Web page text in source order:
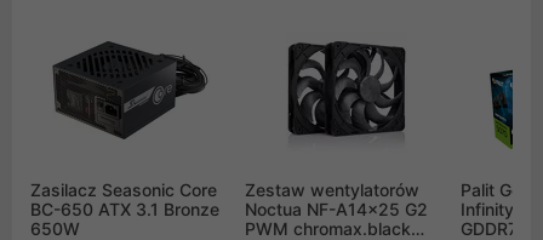
Zasilacz Seasonic Core
BC-650 ATX 3.1 Bronze
650W
Zestaw wentylatorów
Noctua NF-A14x25 G2
PWM chromax.black
Palit
Infinity 3
GDDR7